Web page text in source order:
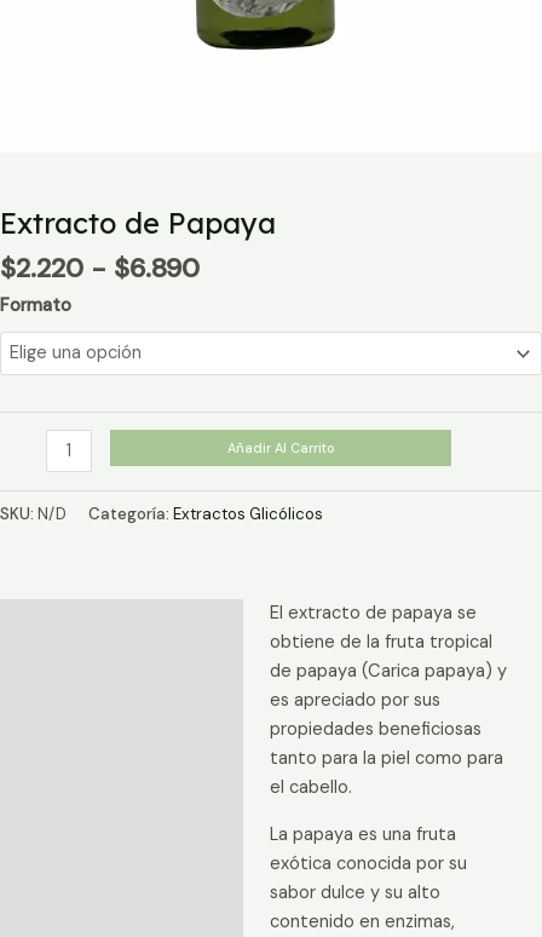
Extracto de Papaya
$2.220 - $6.890Rango
precios:
$2.220
hasta
$6.890
Formato
Extracto
Papaya
Añadir Al Carrito
SKU: N/D Categoría: Extractos Glicólicos
El extracto de papaya se
obtiene de la fruta tropical
de papaya (Carica papaya) y
es apreciado por sus
propiedades beneficiosas
tanto para la piel como para
el cabello.
La papaya es una fruta
exótica conocida por su
sabor dulce y su alto
contenido en enzimas,